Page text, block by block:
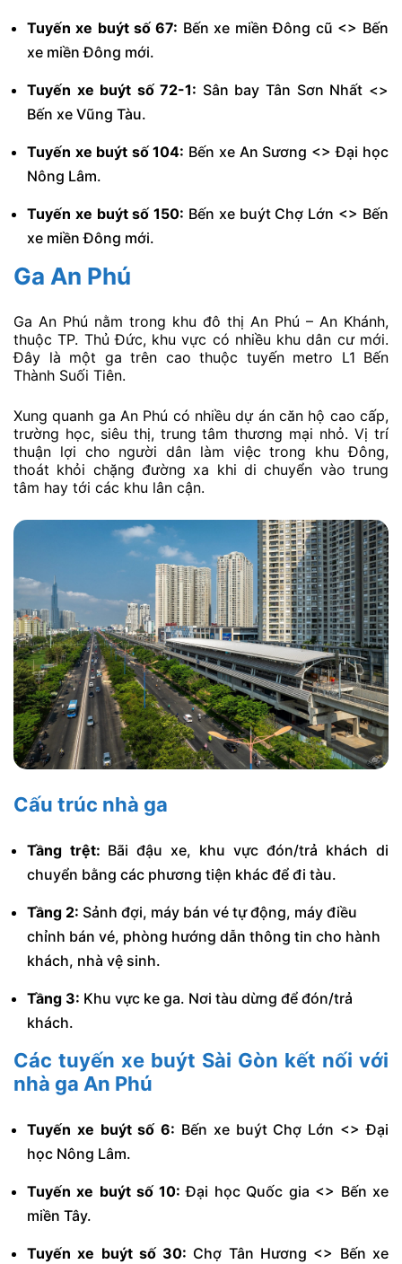
Tuyến xe buýt số 67: Bến xe miền Đông cũ <> Bến
xe miền Đông mới.
Tuyến xe buýt số 72-1: Sân bay Tân Sơn Nhất <>
Bến xe Vũng Tàu.
Tuyến xe buýt số 104: Bến xe An Sương <> Đại học
Nông Lâm.
Tuyến xe buýt số 150: Bến xe buýt Chợ Lớn <> Bến
xe miền Đông mới.
Ga An Phú
Ga An Phú nằm trong khu đô thị An Phú – An Khánh,
thuộc TP. Thủ Đức, khu vực có nhiều khu dân cư mới.
Đây là một ga trên cao thuộc tuyến metro L1 Bến
Thành Suối Tiên.
Xung quanh ga An Phú có nhiều dự án căn hộ cao cấp,
trường học, siêu thị, trung tâm thương mại nhỏ. Vị trí
thuận lợi cho người dân làm việc trong khu Đông,
thoát khỏi chặng đường xa khi di chuyển vào trung
tâm hay tới các khu lân cận.
Cấu trúc nhà ga
Tầng trệt: Bãi đậu xe, khu vực đón/trả khách di
chuyển bằng các phương tiện khác để đi tàu.
Tầng 2: Sảnh đợi, máy bán vé tự động, máy điều
chỉnh bán vé, phòng hướng dẫn thông tin cho hành
khách, nhà vệ sinh.
Tầng 3: Khu vực ke ga. Nơi tàu dừng để đón/trả
khách.
Các tuyến xe buýt Sài Gòn kết nối với
nhà ga An Phú
Tuyến xe buýt số 6: Bến xe buýt Chợ Lớn <> Đại
học Nông Lâm.
Tuyến xe buýt số 10: Đại học Quốc gia <> Bến xe
miền Tây.
Tuyến xe buýt số 30: Chợ Tân Hương <> Bến xe